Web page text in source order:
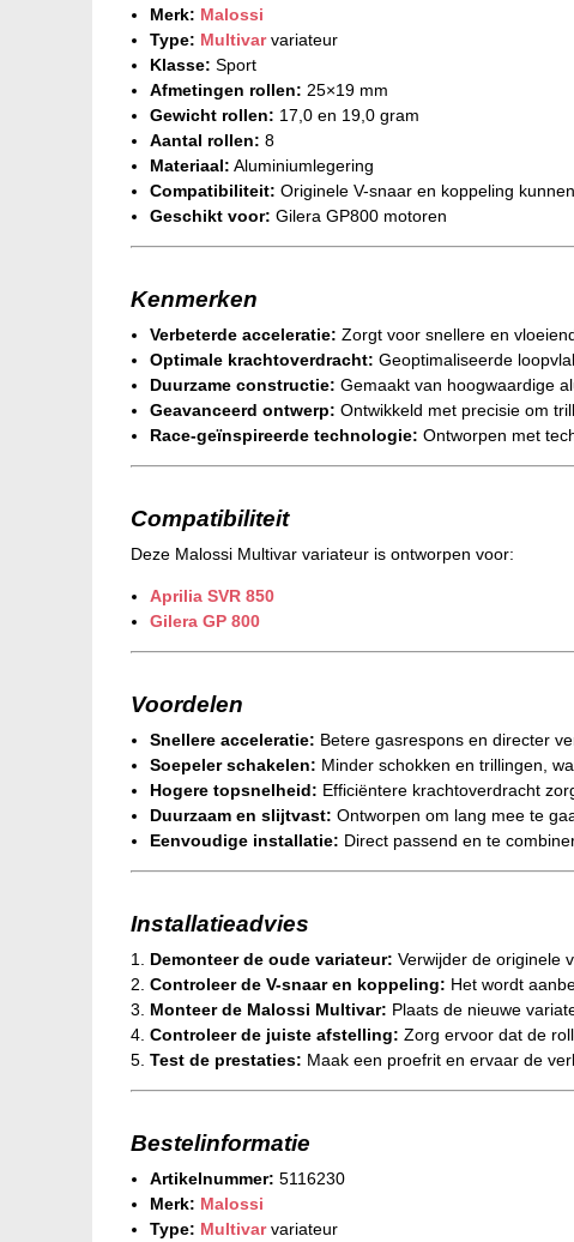
Merk: Malossi
Type: Multivarvariateur
Klasse: Sport
Afmetingen rollen: 25×19 mm
Gewicht rollen: 17,0 en 19,0 gram
Aantal rollen: 8
Materiaal: Aluminiumlegering
Compatibiliteit: Originele V-snaar en koppeling
Geschikt voor: Gilera GP800 motoren
Kenmerken
Verbeterde acceleratie: Zorgt voor snellere en
Optimale krachtoverdracht: Geoptimaliseerde
Duurzame constructie: Gemaakt van hoogwaardige
Geavanceerd ontwerp: Ontwikkeld met precisie om
Race-geïnspireerde technologie: Ontworpen met
Compatibiliteit
Deze Malossi Multivar variateur is ontworpen voor:
Aprilia SVR 850
Gilera GP 800
Voordelen
Snellere acceleratie: Betere gasrespons en directer
Soepeler schakelen: Minder schokken en trillingen,
Hogere topsnelheid: Efficiëntere krachtoverdracht
Duurzaam en slijtvast: Ontworpen om lang mee te
Eenvoudige installatie: Direct passend en te
Installatieadvies
Demonteer de oude variateur: Verwijder de originele
Controleer de V-snaar en koppeling: Het wordt
Monteer de Malossi Multivar: Plaats de nieuwe
Controleer de juiste afstelling: Zorg ervoor dat de
Test de prestaties: Maak een proefrit en ervaar de
Bestelinformatie
Artikelnummer: 5116230
Merk: Malossi
Type: Multivarvariateur